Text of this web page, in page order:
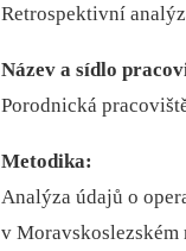
Retrospektivní
Název a sídlo
Porodnická
Metodika:
Analýza údajů o
v Moravskoslezském